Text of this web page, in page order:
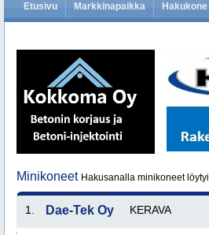
Etusivu Markkinapaikka Hakukone
Minikoneet Hakusanalla minikoneet löytyi
1. Dae-Tek Oy KERAVA